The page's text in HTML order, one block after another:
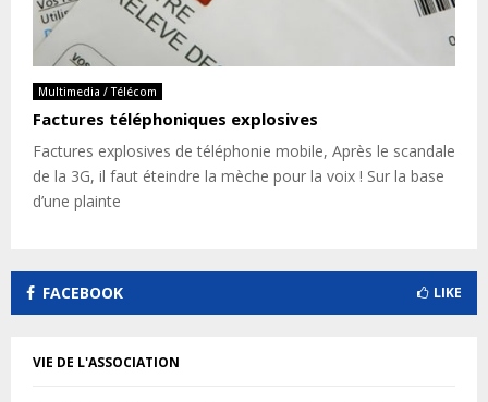
Multimedia / Télécom
Factures téléphoniques explosives
Factures explosives de téléphonie mobile, Après le scandale
de la 3G, il faut éteindre la mèche pour la voix ! Sur la base
d’une plainte
FACEBOOK LIKE
VIE DE L'ASSOCIATION